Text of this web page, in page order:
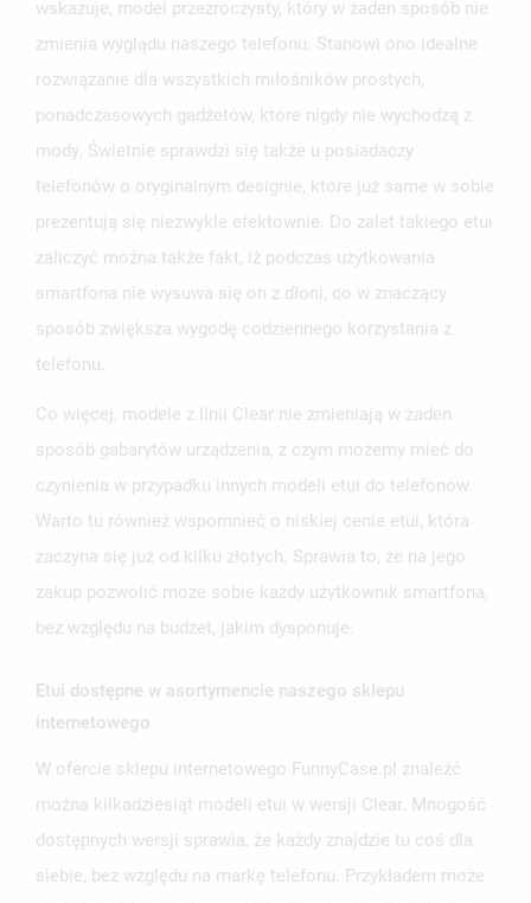
wskazuje, model przezroczysty, który w żaden sposób nie
zmienia wyglądu naszego telefonu. Stanowi ono idealne
rozwiązanie dla wszystkich miłośników prostych,
ponadczasowych gadżetów, które nigdy nie wychodzą z
mody. Świetnie sprawdzi się także u posiadaczy
telefonów o oryginalnym designie, które już same w sobie
prezentują się niezwykle efektownie. Do zalet takiego etui
zaliczyć można także fakt, iż podczas użytkowania
smartfona nie wysuwa się on z dłoni, co w znaczący
sposób zwiększa wygodę codziennego korzystania z
telefonu.
Co więcej, modele z linii Clear nie zmieniają w żaden
sposób gabarytów urządzenia, z czym możemy mieć do
czynienia w przypadku innych modeli etui do telefonów.
Warto tu również wspomnieć o niskiej cenie etui, która
zaczyna się już od kilku złotych. Sprawia to, że na jego
zakup pozwolić może sobie każdy użytkownik smartfona,
bez względu na budżet, jakim dysponuje.
Etui dostępne w asortymencie naszego sklepu
internetowego
W ofercie sklepu internetowego FunnyCase.pl znaleźć
można kilkadziesiąt modeli etui w wersji Clear. Mnogość
dostępnych wersji sprawia, że każdy znajdzie tu coś dla
siebie, bez względu na markę telefonu. Przykładem może
MOJE LISTY ŻYCZEŃ
add_circle_outlineUTWÓRZ NOWĄ LISTĘ
UTWÓRZ LISTĘ ŻYCZEŃ
NAZWA LISTY ŻYCZEŃ
ANULUJ UTWÓRZ LISTĘ ŻYCZEŃ
ZALOGUJ SIĘ
MUSISZ BYĆ ZALOGOWANY BY ZAPISAĆ PRODUKTY NA
SWOJEJ LIŚCIE ŻYCZEŃ.
ANULUJ ZALOGUJ SIĘ